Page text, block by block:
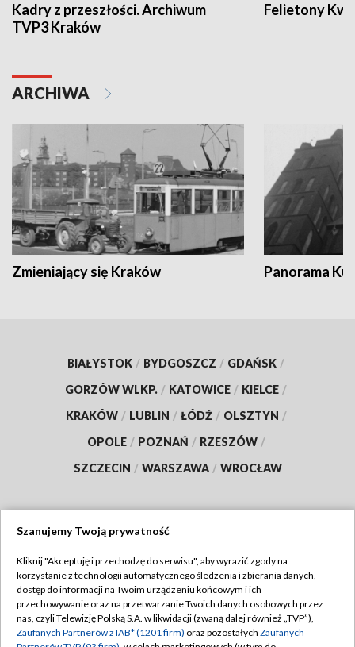
Kadry z przeszłości. Archiwum
TVP3 Kraków
Felietony
ARCHIWA
Zmieniający się Kraków Panorama
BIAŁYSTOK / BYDGOSZCZ / GDAŃSK /
GORZÓW WLKP. / KATOWICE / KIELCE /
KRAKÓW / LUBLIN / ŁÓDŹ / OLSZTYN /
OPOLE / POZNAŃ / RZESZÓW /
SZCZECIN / WARSZAWA / WROCŁAW
TVP
Abonament TVP
Emisja w TVP
Regulamin TVP
Polityka prywatności
Szanujemy Twoją prywatność
Kliknij "Akceptuję i przechodzę do serwisu", aby wyrazić zgody na
korzystanie z technologii automatycznego śledzenia i zbierania danych,
dostęp do informacji na Twoim urządzeniu końcowym i ich
przechowywanie oraz na przetwarzanie Twoich danych osobowych przez
nas, czyli Telewizję Polską S.A. w likwidacji (zwaną dalej również „TVP”),
Zaufanych Partnerów z IAB* (1201 firm) oraz pozostałych Zaufanych